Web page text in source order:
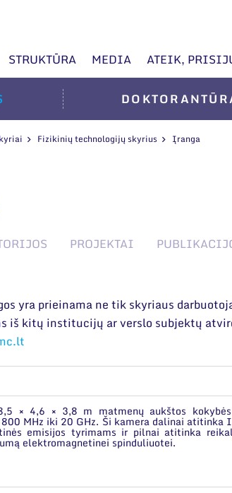
STRUKTŪRA MEDIA ATEIK,
Fizikinių technologijų skyrius Įranga
PROJEKTAI
yra prieinama ne tik skyriaus
iš kitų institucijų ar verslo subjektų
× 4,6 × 3,8 m matmenų aukštos
MHz iki 20 GHz. Ši kamera dalinai
emisijos tyrimams ir pilnai atitinka
elektromagnetinei spinduliuotei.